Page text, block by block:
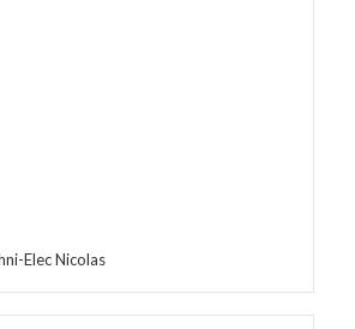
Elec Nicolas